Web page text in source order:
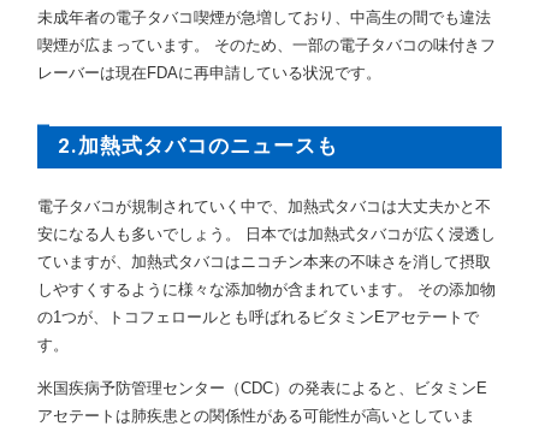
未成年者の電子タバコ喫煙が急増しており、中高生の間でも違法
喫煙が広まっています。 そのため、一部の電子タバコの味付きフ
レーバーは現在FDAに再申請している状況です。
2.加熱式タバコのニュースも
電子タバコが規制されていく中で、加熱式タバコは大丈夫かと不
安になる人も多いでしょう。 日本では加熱式タバコが広く浸透し
ていますが、加熱式タバコはニコチン本来の不味さを消して摂取
しやすくするように様々な添加物が含まれています。 その添加物
の1つが、トコフェロールとも呼ばれるビタミンEアセテートで
す。
米国疾病予防管理センター（CDC）の発表によると、ビタミンE
アセテートは肺疾患との関係性がある可能性が高いとしていま